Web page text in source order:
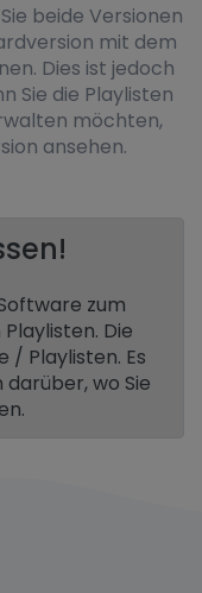
beide Versionen
mit dem
Dies ist jedoch
Sie die Playlisten
möchten,
ansehen.
zum
Die
/ Playlisten. Es
wo Sie